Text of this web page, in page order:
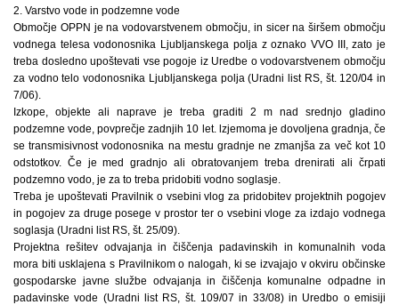
2. Varstvo vode in podzemne vode
Območje OPPN je na vodovarstvenem območju, in sicer na širšem območju
vodnega telesa vodonosnika Ljubljanskega polja z oznako VVO III, zato je
treba dosledno upoštevati vse pogoje iz Uredbe o vodovarstvenem območju
za vodno telo vodonosnika Ljubljanskega polja (Uradni list RS, št. 120/04 in
7/06).
Izkope, objekte ali naprave je treba graditi 2 m nad srednjo gladino
podzemne vode, povprečje zadnjih 10 let. lzjemoma je dovoljena gradnja, če
se transmisivnost vodonosnika na mestu gradnje ne zmanjša za več kot 10
odstotkov. Če je med gradnjo ali obratovanjem treba drenirati ali črpati
podzemno vodo, je za to treba pridobiti vodno soglasje.
Treba je upoštevati Pravilnik o vsebini vlog za pridobitev projektnih pogojev
in pogojev za druge posege v prostor ter o vsebini vloge za izdajo vodnega
soglasja (Uradni list RS, št. 25/09).
Projektna rešitev odvajanja in čiščenja padavinskih in komunalnih voda
mora biti usklajena s Pravilnikom o nalogah, ki se izvajajo v okviru občinske
gospodarske javne službe odvajanja in čiščenja komunalne odpadne in
padavinske vode (Uradni list RS, št. 109/07 in 33/08) in Uredbo o emisiji